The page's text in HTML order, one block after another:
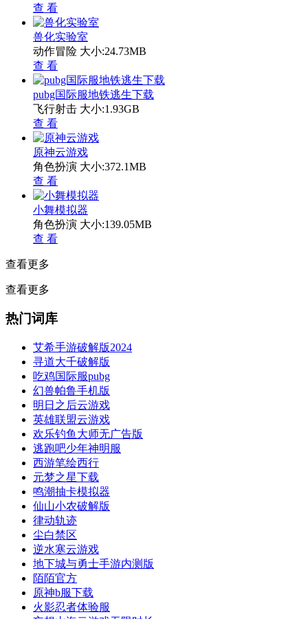
查 看
兽化实验室
动作冒险 大小:24.73MB
查 看
pubg国际服地铁逃生下载
飞行射击 大小:1.93GB
查 看
原神云游戏
角色扮演 大小:372.1MB
查 看
小舞模拟器
角色扮演 大小:139.05MB
查 看
查看更多
查看更多
热门词库
艾希手游破解版2024
寻道大千破解版
吃鸡国际服pubg
幻兽帕鲁手机版
明日之后云游戏
英雄联盟云游戏
欢乐钓鱼大师无广告版
逃跑吧少年神明服
西游笔绘西行
元梦之星下载
鸣潮抽卡模拟器
仙山小农破解版
律动轨迹
尘白禁区
逆水寒云游戏
地下城与勇士手游内测版
陌陌官方
原神b服下载
火影忍者体验服